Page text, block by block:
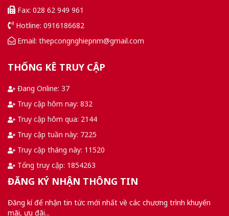
Fax: 028 62 949 961
Hotline: 0916186682
Email: thepcongnghiepnm@gmail.com
THỐNG KÊ TRUY CẬP
Đang Online: 37
Truy cập hôm nay: 832
Truy cập hôm qua: 2144
Truy cập tuần này: 7225
Truy cập tháng này: 11520
Tổng truy cập: 1854263
ĐĂNG KÝ NHẬN THÔNG TIN
Đăng kí để nhận tin tức mới nhất về các chương trình khuyến
mãi, ưu đãi...